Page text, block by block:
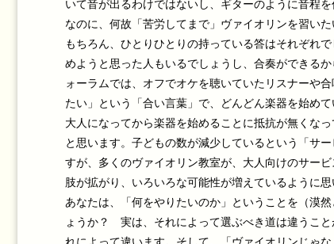
いて音が出るわけではないし、ギターのように音程
なのに、何故「苦労してまで」ヴァイオリンを習い
もちろん、ひとりひとりの持っている答はそれぞれ
めようと思った人もいるでしょうし、合奏ができる
ォーラムでは、オフでオケを聴いていたリスナーや
たい」という「合い言葉」で、どんどん楽器を始めて
大人になってから楽器を始めることに抵抗が無くな
と思います。子どもの数が減少しているという「サ
すが、多くのヴァイオリン教室が、大人向けのサー
肢が拡がり、いろいろな可能性が増えているように思
あなたは、「何をやりたいのか」ということを（漠
ょうか？ 実は、それによって選ぶべき道は違うこ